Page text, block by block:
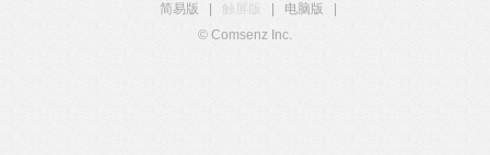
简易版
触屏版 电脑版
© Comsenz Inc.